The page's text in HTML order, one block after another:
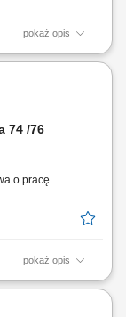
pokaż opis
Wykonywanie
Punktu
do obsługi
74 /76
o pracę
pokaż opis
Wykonywanie
Punktu